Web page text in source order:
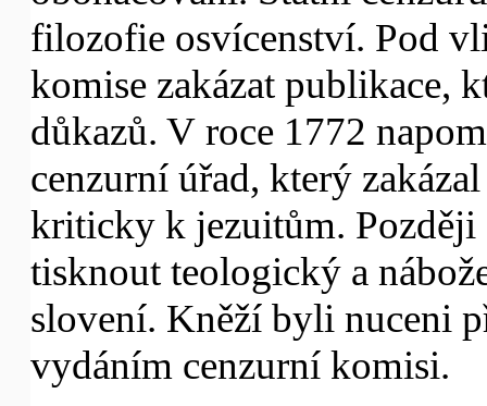
filozofie osvícenství. Pod
komise zakázat publikace,
důkazů. V roce 1772
cenzurní úřad, který
kriticky k jezuitům.
tisknout teologický a
slovení. Kněží byli nuceni
vydáním cenzurní komisi.